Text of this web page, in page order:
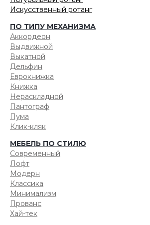
Искусственный ротанг
ПО ТИПУ МЕХАНИЗМА
Аккордеон
Выдвижной
Выкатной
Дельфин
Еврокнижка
Книжка
Нераскладной
Пантограф
Пума
Клик-кляк
МЕБЕЛЬ ПО СТИЛЮ
Современный
Лофт
Модерн
Классика
Минимализм
Прованс
Хай-тек